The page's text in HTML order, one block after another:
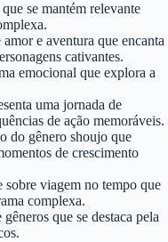
se mantém relevante
e aventura que encanta
cativantes.
emocional que explora a
uma jornada de
de ação memoráveis.
do gênero shoujo que
de crescimento
viagem no tempo que
complexa.
que se destaca pela